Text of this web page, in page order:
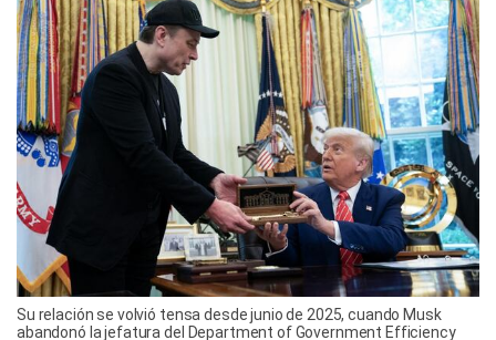
Su relación se volvió tensa desde junio de 2025, cuando Musk
abandonó la jefatura del Department of Government Efficiency